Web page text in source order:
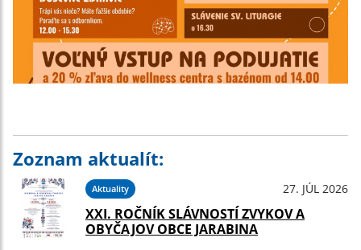
Zoznam aktualít:
Aktuality 27. JÚL 2026
XXI. ROČNÍK SLÁVNOSTÍ ZVYKOV A
OBYČAJOV OBCE JARABINA